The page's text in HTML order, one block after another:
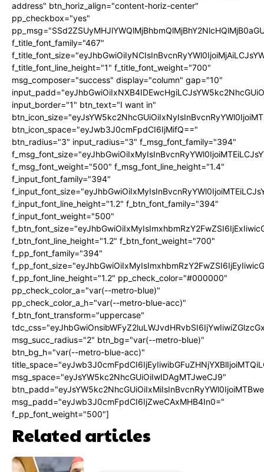
address" btn_horiz_align="content-horiz-center"
pp_checkbox="yes"
f_title_font_family="467"
f_title_font_line_height="1" f_title_font_weight="700"
msg_composer="success" display="column" gap="10"
input_border="1" btn_text="I want in"
btn_icon_space="eyJwb3J0cmFpdCI6IjMifQ=="
btn_radius="3" input_radius="3" f_msg_font_family="394"
f_msg_font_weight="500" f_msg_font_line_height="1.4"
f_input_font_family="394"
f_input_font_line_height="1.2" f_btn_font_family="394"
f_input_font_weight="500"
f_btn_font_line_height="1.2" f_btn_font_weight="700"
f_pp_font_family="394"
f_pp_font_line_height="1.2" pp_check_color="#000000"
pp_check_color_a="var(--metro-blue)"
pp_check_color_a_h="var(--metro-blue-acc)"
f_btn_font_transform="uppercase"
msg_succ_radius="2" btn_bg="var(--metro-blue)"
btn_bg_h="var(--metro-blue-acc)"
msg_space="eyJsYW5kc2NhcGUiOiIwIDAgMTJweCJ9"
msg_padd="eyJwb3J0cmFpdCI6IjZweCAxMHB4In0="
f_pp_font_weight="500"]
Related articles